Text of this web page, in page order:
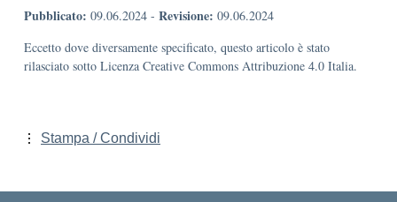
Pubblicato: 09.06.2024 - Revisione: 09.06.2024
Eccetto dove diversamente specificato, questo articolo è stato
rilasciato sotto Licenza Creative Commons Attribuzione 4.0 Italia.
Stampa / Condividi